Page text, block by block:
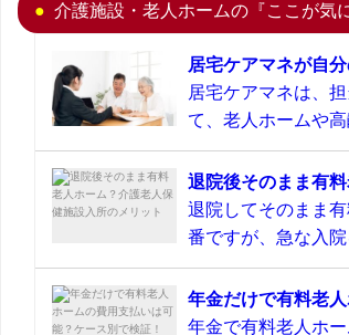
介護施設・老人ホームの『ここが気
居宅ケアマネが自
居宅ケアマネは、
て、老人ホームや
退院後そのまま有
退院してそのまま
番ですが、急な入
年金だけで有料老
年金で有料老人ホ